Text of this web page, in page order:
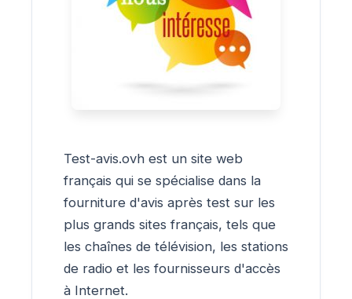
Test-avis.ovh est un site web
français qui se spécialise dans la
fourniture d'avis après test sur les
plus grands sites français, tels que
les chaînes de télévision, les stations
de radio et les fournisseurs d'accès
à Internet.